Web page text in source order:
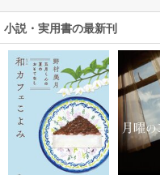
小説・実用書の最新刊